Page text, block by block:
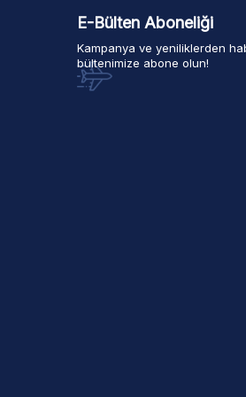
E-Bülten Aboneliği
Kampanya ve yeniliklerden
bültenimize abone olun!